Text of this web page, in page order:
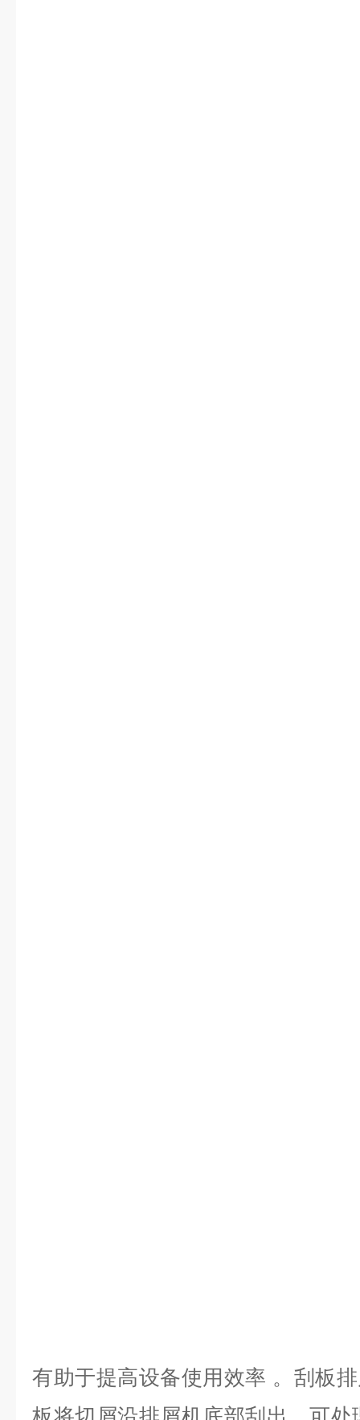
有助于提高设备使用效率 。刮板